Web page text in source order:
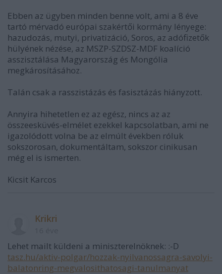
Ebben az ügyben minden benne volt, ami a 8 éve
tartó mérvadó európai szakértői kormány lényege:
hazudozás, mutyi, privatizáció, Soros, az adófizetők
hülyének nézése, az MSZP-SZDSZ-MDF koalíció
asszisztálása Magyarország és Mongólia
megkárosításához.
Talán csak a rasszistázás és fasisztázás hiányzott.
Annyira hihetetlen ez az egész, nincs az az
összeesküvés-elmélet ezekkel kapcsolatban, ami ne
igazolódott volna be az elmúlt években róluk
sokszorosan, dokumentáltam, sokszor cinikusan
még el is ismerten.
Kicsit Karcos
Krikri
Lehet mailt küldeni a miniszterelnöknek: :-D
tasz.hu/aktiv-polgar/hozzak-nyilvanossagra-savolyi-
balatonring-megvalosithatosagi-tanulmanyat